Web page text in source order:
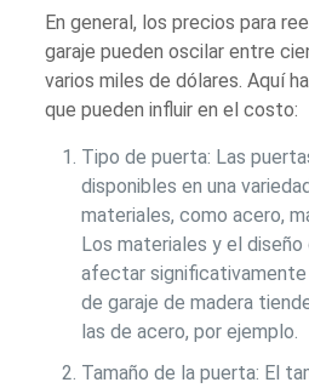
En general, los precios para
garaje pueden oscilar entre
varios miles de dólares. Aquí
que pueden influir en el costo:
Tipo de puerta: Las
disponibles en una
materiales, como acero,
Los materiales y el
afectar
de garaje de madera
las de acero, por ejemplo.
Tamaño de la puerta: El